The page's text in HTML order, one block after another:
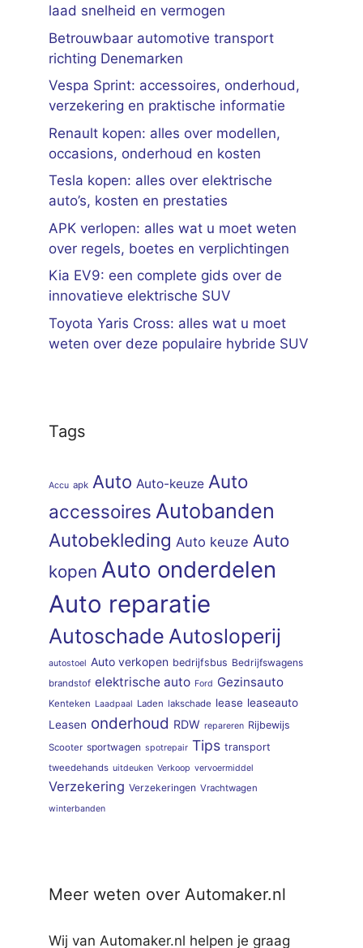
laad snelheid en vermogen
Betrouwbaar automotive transport
richting Denemarken
Vespa Sprint: accessoires, onderhoud,
verzekering en praktische informatie
Renault kopen: alles over modellen,
occasions, onderhoud en kosten
Tesla kopen: alles over elektrische
auto’s, kosten en prestaties
APK verlopen: alles wat u moet weten
over regels, boetes en verplichtingen
Kia EV9: een complete gids over de
innovatieve elektrische SUV
Toyota Yaris Cross: alles wat u moet
weten over deze populaire hybride SUV
Tags
Accu apk Auto Auto-keuze Auto
accessoires Autobanden
Autobekleding Auto keuze Auto
kopen Auto onderdelen
Auto reparatie
Autoschade Autosloperij
autostoel Auto verkopen bedrijfsbus Bedrijfswagens
brandstof elektrische auto Ford Gezinsauto
Kenteken Laadpaal Laden lakschade lease leaseauto
Leasen onderhoud RDW repareren Rijbewijs
Scooter sportwagen spotrepair Tips transport
tweedehands uitdeuken Verkoop vervoermiddel
Verzekering Verzekeringen Vrachtwagen
winterbanden
Meer weten over Automaker.nl
Wij van Automaker.nl helpen je graag